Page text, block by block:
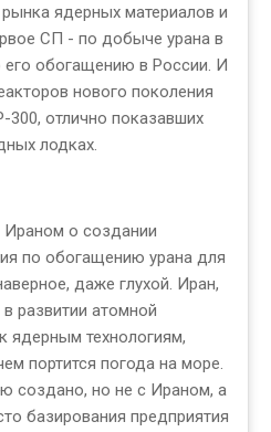
ядерных материалов и
СП - по добыче урана в
его обогащению в России. И
нового поколения
отлично показавших
лодках.
Ираном о создании
по обогащению урана для
даже глухой. Иран,
развитии атомной
ядерным технологиям,
портится погода на море.
создано, но не с Ираном, а
базирования предприятия